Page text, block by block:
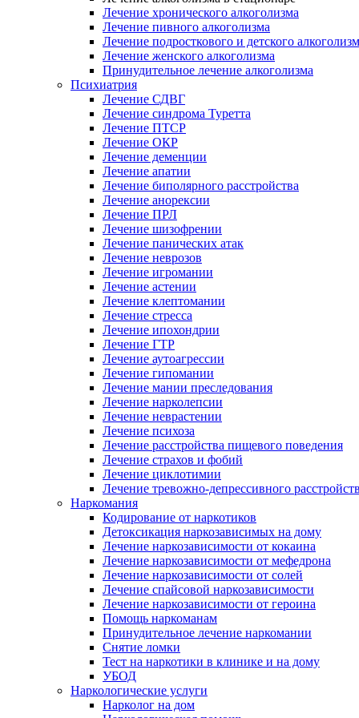
Лечение хронического алкоголизма
Лечение пивного алкоголизма
Лечение подросткового и детского
Лечение женского алкоголизма
Принудительное лечение алкоголизма
Психиатрия
Лечение СДВГ
Лечение синдрома Туретта
Лечение ПТСР
Лечение ОКР
Лечение деменции
Лечение апатии
Лечение биполярного расстройства
Лечение анорексии
Лечение ПРЛ
Лечение шизофрении
Лечение панических атак
Лечение неврозов
Лечение игромании
Лечение астении
Лечение клептомании
Лечение стресса
Лечение ипохондрии
Лечение ГТР
Лечение аутоагрессии
Лечение гипомании
Лечение мании преследования
Лечение нарколепсии
Лечение неврастении
Лечение психоза
Лечение расстройства пищевого поведения
Лечение страхов и фобий
Лечение циклотимии
Лечение тревожно-депрессивного
Наркомания
Кодирование от наркотиков
Детоксикация наркозависимых на дому
Лечение наркозависимости от кокаина
Лечение наркозависимости от мефедрона
Лечение наркозависимости от солей
Лечение спайсовой наркозависимости
Лечение наркозависимости от героина
Помощь наркоманам
Принудительное лечение наркомании
Снятие ломки
Тест на наркотики в клинике и на дому
УБОД
Наркологические услуги
Нарколог на дом